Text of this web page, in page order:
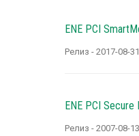
ENE PCI
Релиз - 2017-08-31
ENE PCI
Релиз - 2007-08-13